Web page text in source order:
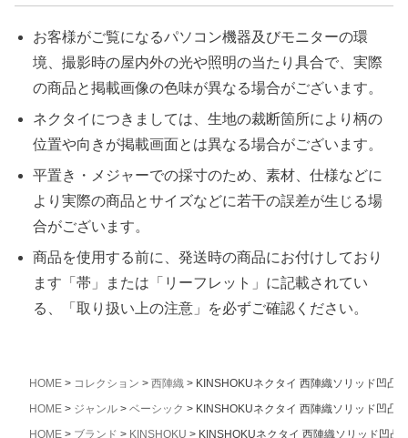
お客様がご覧になるパソコン機器及びモニターの環
境、撮影時の屋内外の光や照明の当たり具合で、実際
の商品と掲載画像の色味が異なる場合がございます。
ネクタイにつきましては、生地の裁断箇所により柄の
位置や向きが掲載画面とは異なる場合がございます。
平置き・メジャーでの採寸のため、素材、仕様などに
より実際の商品とサイズなどに若干の誤差が生じる場
合がございます。
商品を使用する前に、発送時の商品にお付けしており
ます「帯」または「リーフレット」に記載されてい
る、「取り扱い上の注意」を必ずご確認ください。
HOME コレクション 西陣織
KINSHOKUネクタイ 西陣織ソリッド凹凸
HOME
ジャンル ベーシック
KINSHOKUネクタイ 西陣織ソリッド凹凸
HOME
ブランド KINSHOKU
KINSHOKUネクタイ 西陣織ソリッド凹凸